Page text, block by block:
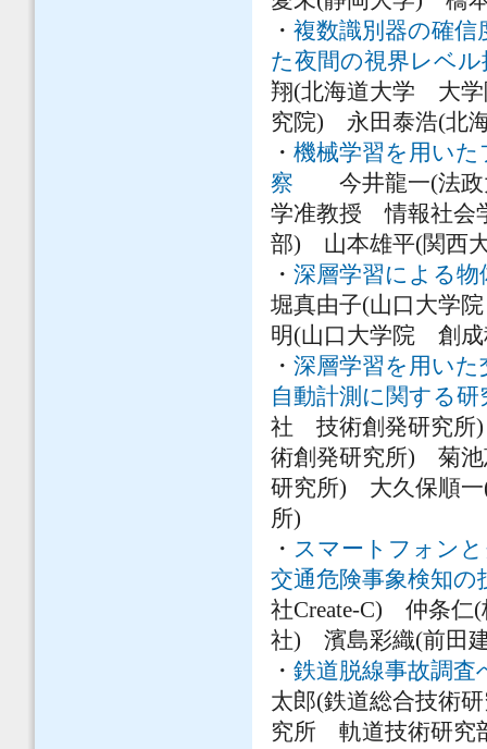
・ 複数識別器の確信
た夜間の視界レベル
翔(北海道大学 大
究院) 永田泰浩(北
・ 機械学習を用い
察 今井龍一(法政
学准教授 情報社会
部) 山本雄平(関西
・ 深層学習による
堀真由子(山口大学
明(山口大学院 創
・ 深層学習を用いた
自動計測に関する研
社 技術創発研究所
術創発研究所) 菊
研究所) 大久保順
所)
・ スマートフォン
交通危険事象検知の
社Create-C) 仲条仁
社) 濱島彩織(前田
・ 鉄道脱線事故調査
太郎(鉄道総合技術
究所 軌道技術研究